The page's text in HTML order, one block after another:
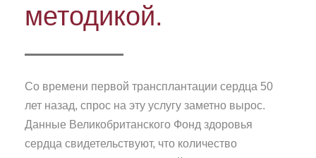
методикой.
Со времени первой трансплантации сердца 50
лет назад, спрос на эту услугу заметно вырос.
Данные Великобританского Фонд здоровья
сердца свидетельствуют, что количество